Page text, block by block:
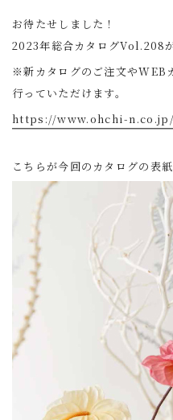
お待たせしました！
2023年総合カタログVol.208
※新カタログのご注文やWEB
行っていただけます。
https://www.ohchi-
こちらが今回のカタログの表紙